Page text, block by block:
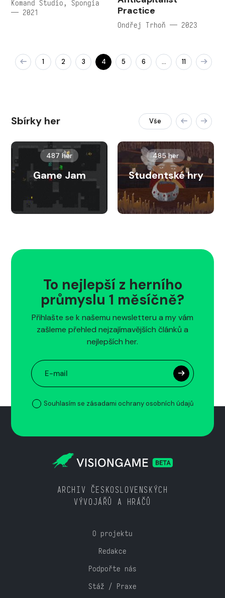
Komand Studio, Špongia
— 2021
Practice
Ondřej Trhoň — 2023
1 2 3 4 5 6 … 11
Sbírky her Vše
487 her
Game Jam
485 her
Studentské hry
To nejlepší z herního
průmyslu 1 měsíčně?
Přihlašte se k našemu newsletteru a my vám
zašleme přehled nejzajímavějších článků a
nejlepších her.
Souhlasím se zásadami ochrany osobních údajů
ARCHIV ČESKOSLOVENSKÝCH
VÝVOJÁŘŮ A HRÁČŮ
O projektu
Redakce
Podpořte nás
Stáž / Praxe